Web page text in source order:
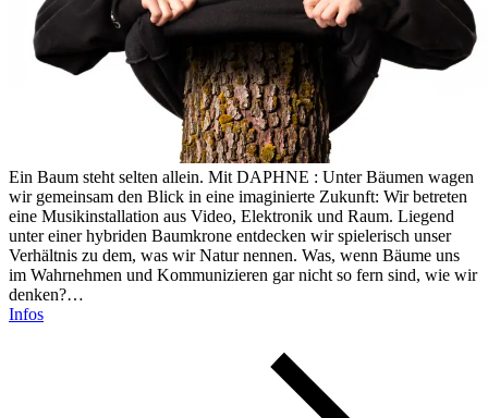
Ein Baum steht selten allein. Mit DAPHNE : Unter Bäumen wagen
wir gemeinsam den Blick in eine imaginierte Zukunft: Wir betreten
eine Musikinstallation aus Video, Elektronik und Raum. Liegend
unter einer hybriden Baumkrone entdecken wir spielerisch unser
Verhältnis zu dem, was wir Natur nennen. Was, wenn Bäume uns
im Wahrnehmen und Kommunizieren gar nicht so fern sind, wie wir
denken?…
Infos